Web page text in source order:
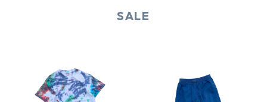
SALE